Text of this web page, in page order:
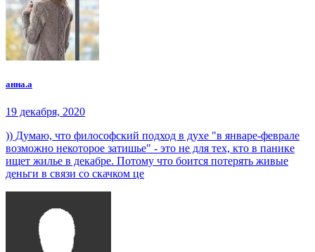
анна.a
19 декабря, 2020
)) Думаю, что философский подход в духе "в январе-феврале
возможно некоторое затишье" - это не для тех, кто в панике
ищет жилье в декабре. Потому что боится потерять живые
деньги в связи со скачком це